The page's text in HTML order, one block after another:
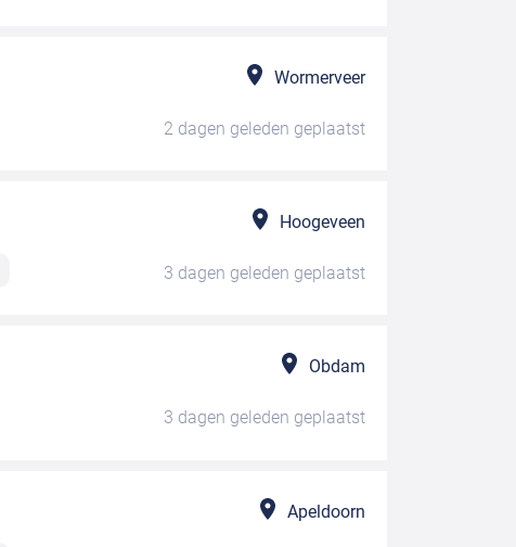
Wormerveer
2 dagen geleden geplaatst
Hoogeveen
3 dagen geleden geplaatst
Obdam
3 dagen geleden geplaatst
Apeldoorn